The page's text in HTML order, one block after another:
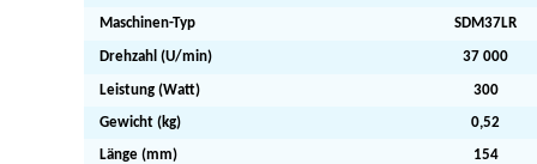
Maschinen-Typ SDM37LR
Drehzahl (U/min) 37 000
Leistung (Watt) 300
Gewicht (kg) 0,52
Länge (mm) 154